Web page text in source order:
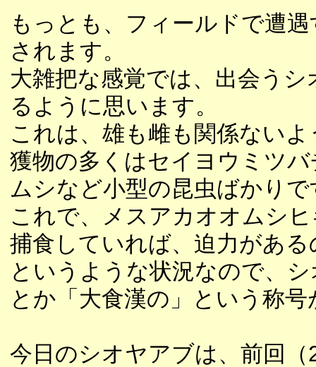
もっとも、フィールドで遭
されます。
大雑把な感覚では、出会う
るように思います。
これは、雄も雌も関係ない
獲物の多くはセイヨウミツ
ムシなど小型の昆虫ばかりで
これで、メスアカオオムシ
捕食していれば、迫力があ
というような状況なので、
とか「大食漢の」という称
今日のシオヤアブは、前回